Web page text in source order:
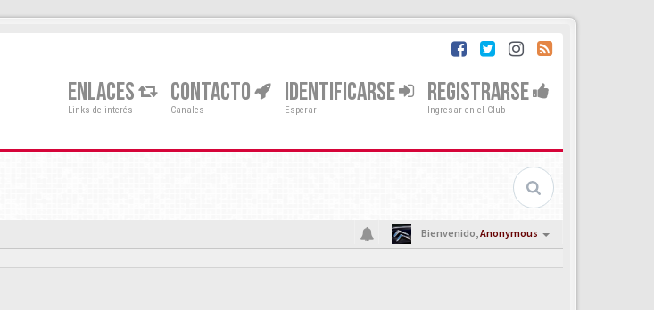
ENLACES
Links de interés
CONTACTO
Canales
IDENTIFICARSE
Esperar
REGISTRARSE
Ingresar en el Club
Bienvenido,Anonymous